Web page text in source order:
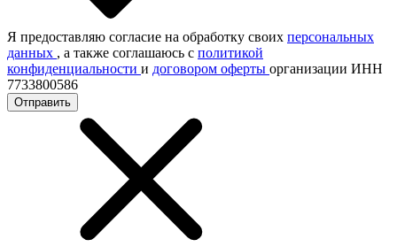
Я предоставляю согласие на обработку своих персональных
данных , а также соглашаюсь с политикой
конфиденциальности и договором оферты организации ИНН
7733800586
Отправить